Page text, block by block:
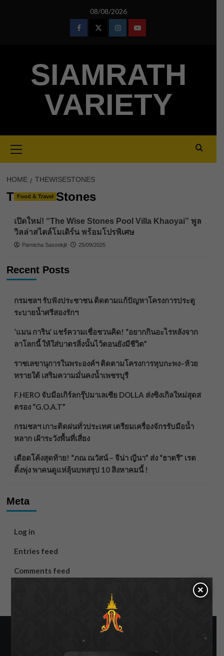
08/08/2026
FacebookTwitterInstagramYoutube
SIAMRATH
VARIETY
Menu
HOME THEWISESTONES
TheWiseStones
Food & Travel
เปิดใหม่! “The Wise Stones Pool Villa Khaoyai” พูล
วิลล่าสไตล์โมเดิร์น พร้อมโปรพิเศษ
Parnicha Sasookjit 25/09/2025
Recent Posts
กรมชลฯ รับฟังประชาชน ติดตามแก้ปัญหาโครงการประตู
ระบายน้ำศรีสองรักฯ
‘แมน การิน’ แชร์ความเชื่อชวนคิด! “อยากกินอะไรหลังจาก
ลาโลกนี้ ให้ใส่บาตรสิ่งนั้นไว้ตอนยังมีชีวิต”
ราชเลขานุการในพระองค์ฯ ติดตามโครงการหุบกะพง–ห้วย
ทรายใต้ เสริมความมั่นคงน้ำเพชรบุรี
F.HERO จับมือเกิร์ลกรุ๊ปมาเลเซีย DOLLA ส่งซิงเกิลใหม่สุดส
ตรอง “G.O.A.T”
กรมชลฯ เกาะติดฝนทั่วประเทศ เตรียมเครื่องจักรรับมือน้ำ
หลาก เฝ้าระวังพื้นที่เสี่ยง
เดือดโค้งสุดท้าย! “ภณ ณวัสน์ – จีน่า ญีนา” ส่ง “ธาตรี” เรต
ติ้งพุ่ง พาคนดูแห่ลุ้นบทสรุป 10 สิงหาคมนี้ !
Meta
Log in
Entries feed
Comments feed
×